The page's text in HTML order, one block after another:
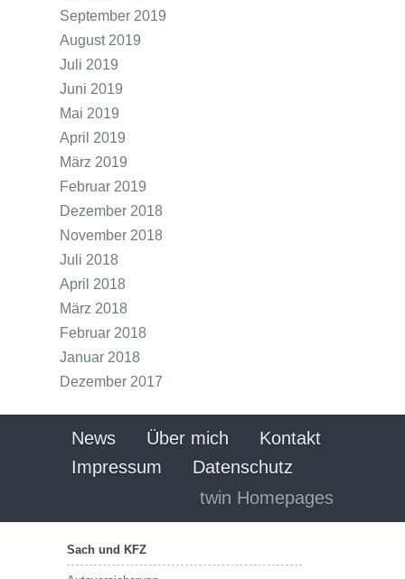
September 2019
August 2019
Juli 2019
Juni 2019
Mai 2019
April 2019
März 2019
Februar 2019
Dezember 2018
November 2018
Juli 2018
April 2018
März 2018
Februar 2018
Januar 2018
Dezember 2017
News Über mich
Kontakt
Impressum
Datenschutz
twin Homepages
Sach und KFZ